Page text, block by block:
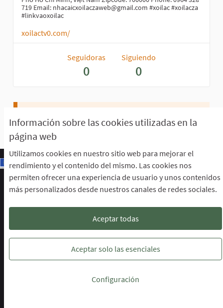
Información sobre las cookies utilizadas en la
página web
Utilizamos cookies en nuestro sitio web para mejorar el
rendimiento y el contenido del mismo. Las cookies nos
permiten ofrecer una experiencia de usuario y unos contenidos
más personalizados desde nuestros canales de redes sociales.
Aceptar todas
Aceptar solo las esenciales
Configuración
719 Email: nhacaicxoilaczaweb@gmail.com #xoilac #xoilacza
#linkvaoxoilac
xoilactv0.com/
Seguidoras
0
Siguiendo
0
Escuela de Participación Ciudadana
Área de Participación Ciudadana
Descargar ficheros de datos abiertos
Configuración de cookies
Escuela de Participación Ciudadana en
Escuela de Participación
Escuela de Participación